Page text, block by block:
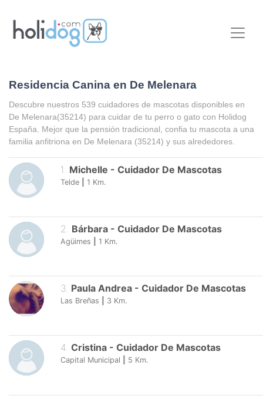
Residencia Canina en De Melenara
Descubre nuestros 539 cuidadores de mascotas disponibles en
De Melenara(35214) para cuidar de tu perro o gato con Holidog
España. Mejor que la pensión tradicional, confia tu mascota a una
familia anfitriona en De Melenara (35214) y sus alrededores.
1 Michelle - Cuidador De Mascotas
Telde 1 Km.
2. Bárbara - Cuidador De Mascotas
Agüimes 1 Km.
3. Paula Andrea - Cuidador De Mascotas
Las Breñas 3 Km.
4. Cristina - Cuidador De Mascotas
Capital Municipal 5 Km.